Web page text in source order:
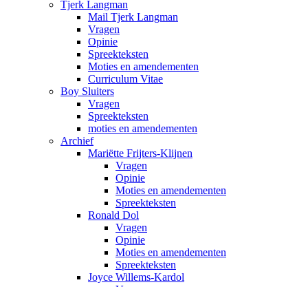
Tjerk Langman
Mail Tjerk Langman
Vragen
Opinie
Spreekteksten
Moties en amendementen
Curriculum Vitae
Boy Sluiters
Vragen
Spreekteksten
moties en amendementen
Archief
Mariëtte Frijters-Klijnen
Vragen
Opinie
Moties en amendementen
Spreekteksten
Ronald Dol
Vragen
Opinie
Moties en amendementen
Spreekteksten
Joyce Willems-Kardol